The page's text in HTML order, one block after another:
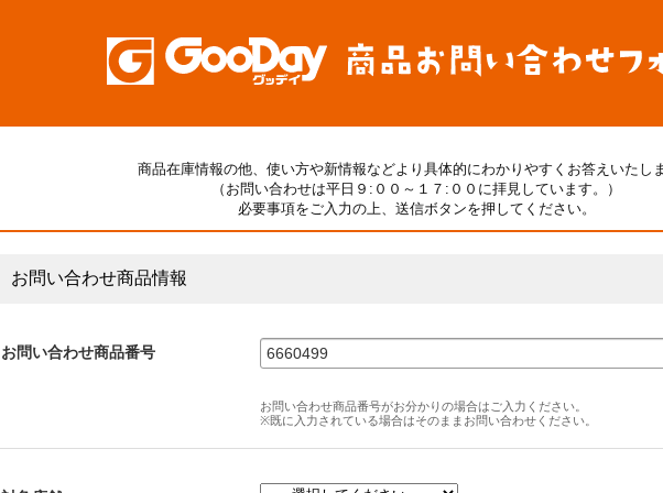
商品在庫情報の他、使い方や新情報などより具体的にわかりやすくお答えいたし
（お問い合わせは平日９:００～１７:００に拝見しています。）
必要事項をご入力の上、送信ボタンを押してください。
お問い合わせ商品情報
お問い合わせ商品番号
お問い合わせ商品番号がお分かりの場合はご入力ください。
※既に入力されている場合はそのままお問い合わせください。